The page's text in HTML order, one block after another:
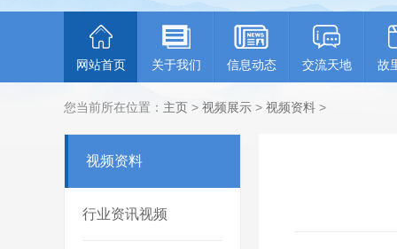
网站首页 关于我们 信息动态 交流天地 故
您当前所在位置： 主页 > 视频展示 > 视频资料 >
视频资料
行业资讯视频